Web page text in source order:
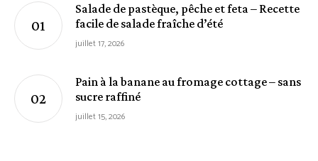
Salade de pastèque, pêche et feta – Recette
facile de salade fraîche d’été
juillet 17, 2026
Pain à la banane au fromage cottage – sans
sucre raffiné
juillet 15, 2026